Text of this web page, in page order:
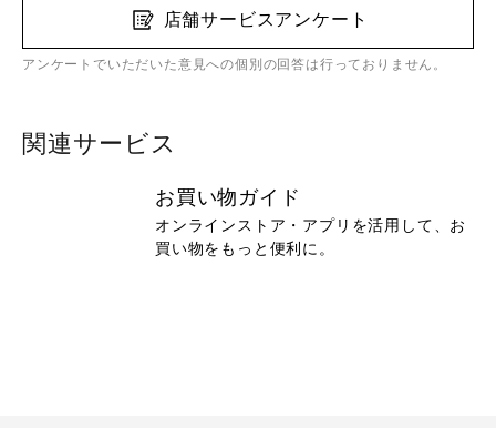
店舗サービスアンケート
アンケートでいただいた意見への個別の回答は行っておりません。
関連サービス
お買い物ガイド
オンラインストア・アプリを活用して、お
買い物をもっと便利に。